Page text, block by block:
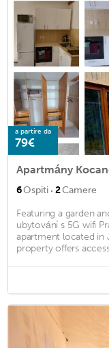
a partire da
79€
Apartmány
6Ospiti · 2Camere
Featuring a garden
ubytování s 5G wifi
apartment located in
property offers